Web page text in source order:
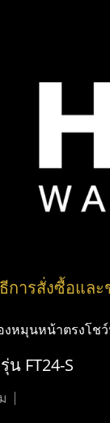
การสั่งซื้อและ
งหมุนหน้าตรงโชว์
FT24-S